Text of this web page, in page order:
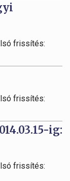
frissítés:
frissítés:
ig:
frissítés: